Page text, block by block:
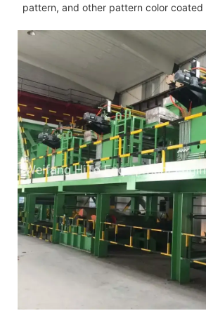
pattern, and other pattern color